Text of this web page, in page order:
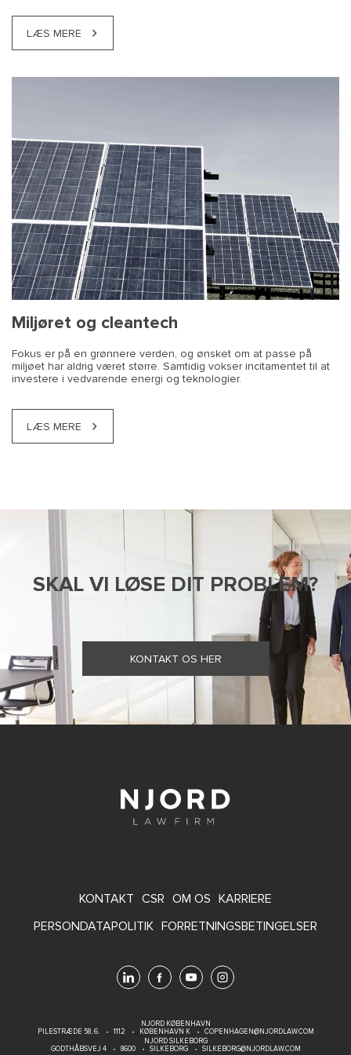
LÆS MERE
Miljøret og cleantech
Fokus er på en grønnere verden, og ønsket om at passe på
miljøet har aldrig været større. Samtidig vokser incitamentet til at
investere i vedvarende energi og teknologier.
LÆS MERE
SKAL VI LØSE DIT PROBLEM?
KONTAKT OS HER
FOOTER
MENU
KONTAKT CSR OM OS KARRIERE
PERSONDATAPOLITIK FORRETNINGSBETINGELSER
NJORD KØBENHAVN
PILESTRÆDE 58, 6.
1112 KØBENHAVN K
COPENHAGEN@NJORDLAW.COM
NJORD SILKEBORG
GODTHÅBSVEJ 4
8600 SILKEBORG
SILKEBORG@NJORDLAW.COM